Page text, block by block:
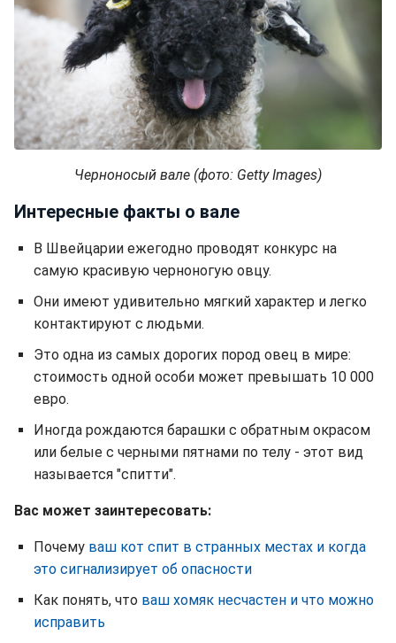
Черноносый вале (фото: Getty Images)
Интересные факты о вале
В Швейцарии ежегодно проводят конкурс на
самую красивую черноногую овцу.
Они имеют удивительно мягкий характер и легко
контактируют с людьми.
Это одна из самых дорогих пород овец в мире:
стоимость одной особи может превышать 10 000
евро.
Иногда рождаются барашки с обратным окрасом
или белые с черными пятнами по телу - этот вид
называется "спитти".
Вас может заинтересовать:
Почему ваш кот спит в странных местах и когда
это сигнализирует об опасности
Как понять, что ваш хомяк несчастен и что можно
исправить